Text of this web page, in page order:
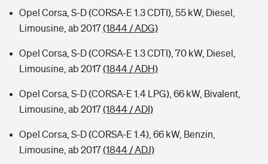
Opel Corsa, S-D (CORSA-E 1.3 CDTI), 55 kW, Diesel,
Limousine, ab 2017(1844 / ADG)
Opel Corsa, S-D (CORSA-E 1.3 CDTI), 70 kW, Diesel,
Limousine, ab 2017(1844 / ADH)
Opel Corsa, S-D (CORSA-E 1.4 LPG), 66 kW, Bivalent,
Limousine, ab 2017(1844 / ADI)
Opel Corsa, S-D (CORSA-E 1.4), 66 kW, Benzin,
Limousine, ab 2017(1844 / ADJ)